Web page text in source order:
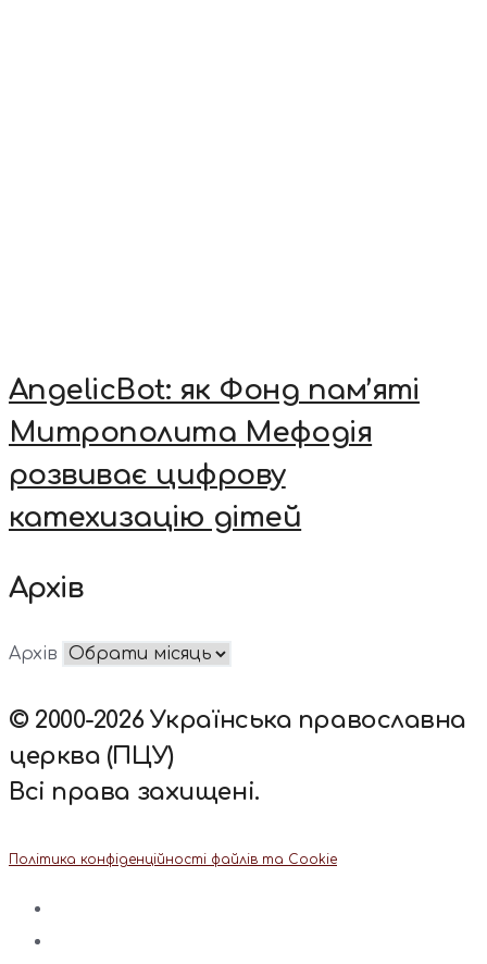
AngelicBot: як Фонд пам’яті
Митрополита Мефодія
розвиває цифрову
катехизацію дітей
Архів
Архів
© 2000-2026 Українська православна
церква (ПЦУ)
Всі права захищені.
Політика конфіденційності файлів та Cookie